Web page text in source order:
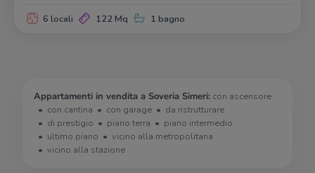
6 locali 122 Mq 1 bagno
Appartamenti in vendita a Soveria Simeri: con ascensore
con cantina
con garage
da ristrutturare
di prestigio
piano terra
piano intermedio
ultimo piano
vicino alla metropolitana
vicino alla stazione